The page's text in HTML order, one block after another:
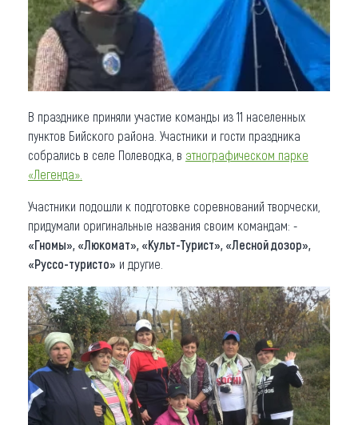
Другие рубрики
В празднике приняли участие команды из 11 населенных
пунктов Бийского района. Участники и гости праздника
собрались в селе Полеводка, в этнографическом парке
«Легенда».
Участники подошли к подготовке соревнований творчески,
придумали оригинальные названия своим командам: -
«Гномы», «Люкомат», «Культ-Турист», «Лесной дозор»,
«Руссо-туристо» и другие.